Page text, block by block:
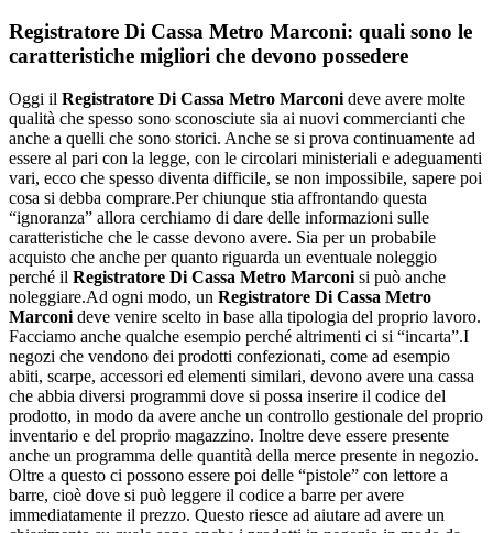
Registratore Di Cassa Metro Marconi: quali sono le
caratteristiche migliori che devono possedere
Oggi il Registratore Di Cassa Metro Marconi deve avere molte
qualità che spesso sono sconosciute sia ai nuovi commercianti che
anche a quelli che sono storici. Anche se si prova continuamente ad
essere al pari con la legge, con le circolari ministeriali e adeguamenti
vari, ecco che spesso diventa difficile, se non impossibile, sapere poi
cosa si debba comprare.Per chiunque stia affrontando questa
“ignoranza” allora cerchiamo di dare delle informazioni sulle
caratteristiche che le casse devono avere. Sia per un probabile
acquisto che anche per quanto riguarda un eventuale noleggio
perché il Registratore Di Cassa Metro Marconi si può anche
noleggiare.Ad ogni modo, un Registratore Di Cassa Metro
Marconi deve venire scelto in base alla tipologia del proprio lavoro.
Facciamo anche qualche esempio perché altrimenti ci si “incarta”.I
negozi che vendono dei prodotti confezionati, come ad esempio
abiti, scarpe, accessori ed elementi similari, devono avere una cassa
che abbia diversi programmi dove si possa inserire il codice del
prodotto, in modo da avere anche un controllo gestionale del proprio
inventario e del proprio magazzino. Inoltre deve essere presente
anche un programma delle quantità della merce presente in negozio.
Oltre a questo ci possono essere poi delle “pistole” con lettore a
barre, cioè dove si può leggere il codice a barre per avere
immediatamente il prezzo. Questo riesce ad aiutare ad avere un